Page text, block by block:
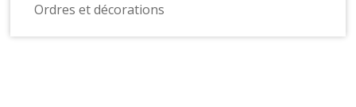
Ordres et décorations